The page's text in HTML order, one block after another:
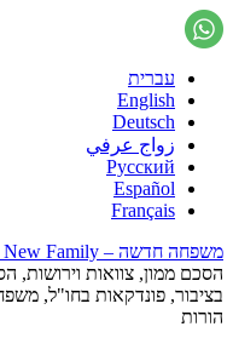
עברית
English
Deutsch
زواج عرفي
Русский
Español
Français
משפחה חדשה – New Family – הארגון לקידום זכויות המשפחה
הסכם ממון, צוואות וירושות,
בציבור, פונדקאות בחו"ל,
הורות